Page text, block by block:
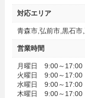
対応エリア
青森市,弘前市,黒石
営業時間
月曜日 9:00～17:00
火曜日 9:00～17:00
水曜日 9:00～17:00
木曜日 9:00～17:00